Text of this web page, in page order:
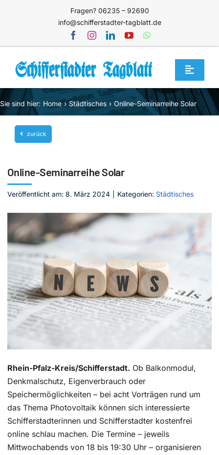
Fragen? 06235 – 92690
info@schifferstadter-tagblatt.de
Toggle
Home
Themen
Blog
Service
Mediathek
Jetzt abonnieren
Kontakt
Sie sind hier: Home Städtisches Online-Seminarreihe Solar
zurück
Online-Seminarreihe Solar
Veröffentlicht am: 8. März 2024 Kategorien: Städtisches
Rhein-Pfalz-Kreis/Schifferstadt. Ob Balkonmodul,
Denkmalschutz, Eigenverbrauch oder
Speichermöglichkeiten – bei acht Vorträgen rund um
das Thema Photovoltaik können sich interessierte
Schifferstadterinnen und Schifferstadter kostenfrei
online schlau machen. Die Termine – jeweils
Mittwochabends von 18 bis 19:30 Uhr – organisieren